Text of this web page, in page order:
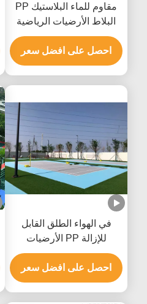
مقاوم للماء البلاستيك PP
البلاط الأرضيات الرياضية
لمحكمة تنس الريشة
احصل على افضل سعر
في الهواء الطلق القابل
للإزالة PP الأرضيات
الرياضية لمحكمة كرة السلة
OEM
احصل على افضل سعر